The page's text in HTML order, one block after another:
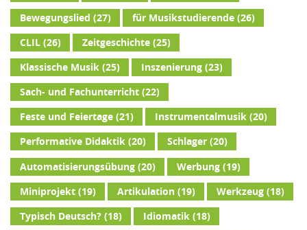
Bewegungslied (27) für Musikstudierende(26)
CLIL(26) Zeitgeschichte(25)
Klassische Musik(25) Inszenierung(23)
Sach- und Fachunterricht(22)
Feste und Feiertage(21) Instrumentalmusik(20)
Performative Didaktik(20) Schlager(20)
Automatisierungsübung(20) Werbung(19)
Miniprojekt(19) Artikulation(19) Werkzeug(18)
Typisch Deutsch?(18) Idiomatik(18)